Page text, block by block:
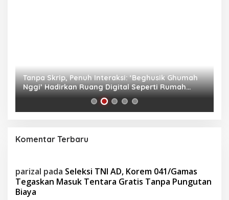
Tanpa Skrip, Penuh Interaksi: ‘Beghusik Ghumah
Nggi’ Hadirkan Ruang Digital Seperti Rumah
Sendiri
Komentar Terbaru
parizal pada Seleksi TNI AD, Korem 041/Gamas
Tegaskan Masuk Tentara Gratis Tanpa Pungutan
Biaya